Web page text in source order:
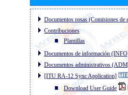
Documentos rosas (Comisiones de
Contribuciones
Plantillas
Documentos de información
Documentos administrativos
[ITU RA-12 Sync Application]
Download User Guide